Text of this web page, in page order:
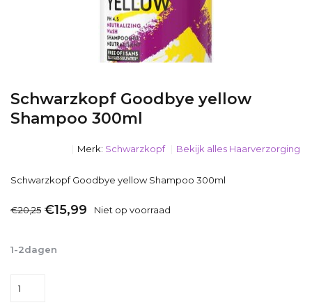
Schwarzkopf Goodbye yellow
Shampoo 300ml
Merk: Schwarzkopf Bekijk alles Haarverzorging
Schwarzkopf Goodbye yellow Shampoo 300ml
€20,25 €15,99 Niet op voorraad
1-2dagen